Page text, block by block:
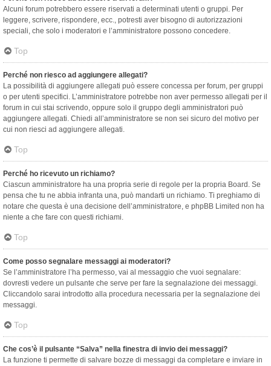
Alcuni forum potrebbero essere riservati a determinati utenti o gruppi. Per
leggere, scrivere, rispondere, ecc., potresti aver bisogno di autorizzazioni
speciali, che solo i moderatori e l’amministratore possono concedere.
Top
Perché non riesco ad aggiungere allegati?
La possibilità di aggiungere allegati può essere concessa per forum, per gruppi
o per utenti specifici. L’amministratore potrebbe non aver permesso allegati per il
forum in cui stai scrivendo, oppure solo il gruppo degli amministratori può
aggiungere allegati. Chiedi all’amministratore se non sei sicuro del motivo per
cui non riesci ad aggiungere allegati.
Top
Perché ho ricevuto un richiamo?
Ciascun amministratore ha una propria serie di regole per la propria Board. Se
pensa che tu ne abbia infranta una, può mandarti un richiamo. Ti preghiamo di
notare che questa è una decisione dell’amministratore, e phpBB Limited non ha
niente a che fare con questi richiami.
Top
Come posso segnalare messaggi ai moderatori?
Se l’amministratore l’ha permesso, vai al messaggio che vuoi segnalare:
dovresti vedere un pulsante che serve per fare la segnalazione dei messaggi.
Cliccandolo sarai introdotto alla procedura necessaria per la segnalazione dei
messaggi.
Top
Che cos’è il pulsante “Salva” nella finestra di invio dei messaggi?
La funzione ti permette di salvare bozze di messaggi da completare e inviare in